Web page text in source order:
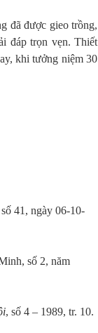
đã được gieo trồng,
đáp trọn vẹn. Thiết
khi tưởng niệm 30
số 41, ngày 06-10-
số 2, năm
, số 4 – 1989, tr. 10.